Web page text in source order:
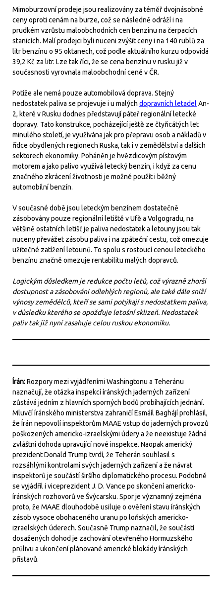
Mimoburzovní prodeje jsou realizovány za téměř dvojnásobné
ceny oproti cenám na burze, což se následně odráží i na
prudkém vzrůstu maloobchodních cen benzínu na čerpacích
stanicích. Malí prodejci byli nuceni zvýšit ceny i na 140 rublů za
litr benzínu o 95 oktanech, což podle aktuálního kurzu odpovídá
39,2 Kč za litr. Lze tak říci, že se cena benzínu v rusku již v
současnosti vyrovnala maloobchodní ceně v ČR.
Potíže ale nemá pouze automobilová doprava. Stejný
nedostatek paliva se projevuje i u malých dopravních letadel An-
2, které v Rusku dodnes představují páteř regionální letecké
dopravy. Tato konstrukce, pocházející ještě ze čtyřicátých let
minulého století, je využívána jak pro přepravu osob a nákladů v
řídce obydlených regionech Ruska, tak i v zemědělství a dalších
sektorech ekonomiky. Poháněn je hvězdicovým pístovým
motorem a jako palivo využívá letecký benzín, i když za cenu
značného zkrácení životnosti je možné použít i běžný
automobilní benzín.
V současné době jsou leteckým benzínem dostatečně
zásobovány pouze regionální letiště v Ufě a Volgogradu, na
většině ostatních letišť je paliva nedostatek a letouny jsou tak
nuceny převážet zásobu paliva i na zpáteční cestu, což omezuje
užitečné zatížení letounů. To spolu s rostoucí cenou leteckého
benzínu značně omezuje rentabilitu malých dopravců.
Logickým důsledkem je redukce počtu letů, což výrazně zhorší
dostupnost a zásobování odlehlých regionů, ale také dále sníží
výnosy zemědělců, kteří se sami potýkají s nedostatkem paliva,
v důsledku kterého se opožďuje letošní sklizeň. Nedostatek
paliv tak již nyní zasahuje celou ruskou ekonomiku.
Írán:Rozpory mezi vyjádřeními Washingtonu a Teheránu
naznačují, že otázka inspekcí íránských jaderných zařízení
zůstává jedním z hlavních sporných bodů probíhajících jednání.
Mluvčí íránského ministerstva zahraničí Esmáíl Baghájí prohlásil,
že Írán nepovolí inspektorům MAAE vstup do jaderných provozů
poškozených americko-izraelskými údery a že neexistuje žádná
zvláštní dohoda upravující nové inspekce. Naopak americký
prezident Donald Trump tvrdí, že Teherán souhlasil s
rozsáhlými kontrolami svých jaderných zařízení a že návrat
inspektorů je součástí širšího diplomatického procesu. Podobně
se vyjádřil i viceprezident J. D. Vance po skončení americko-
íránských rozhovorů ve Švýcarsku. Spor je významný zejména
proto, že MAAE dlouhodobě usiluje o ověření stavu íránských
zásob vysoce obohaceného uranu po loňských americko-
izraelských úderech. Současně Trump naznačil, že součástí
dosažených dohod je zachování otevřeného Hormuzského
průlivu a ukončení plánované americké blokády íránských
přístavů.